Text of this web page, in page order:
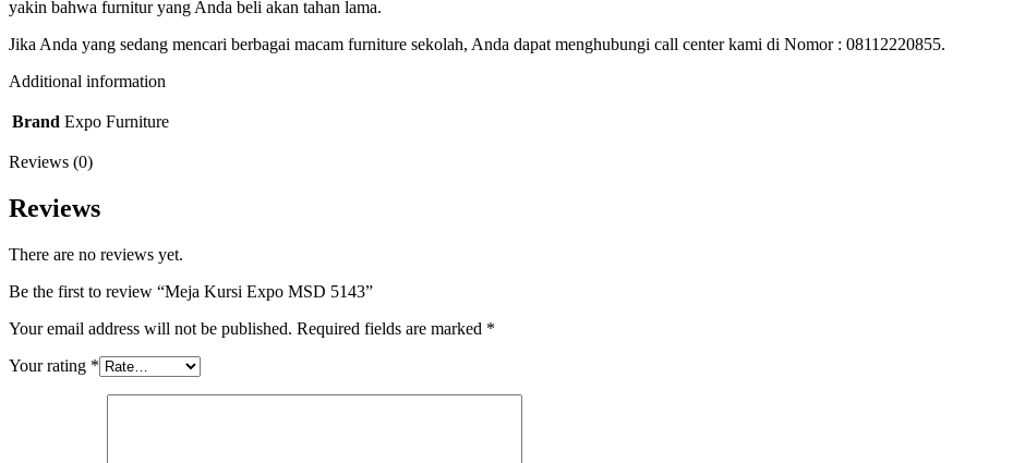
yakin bahwa furnitur yang Anda beli akan tahan lama.
Jika Anda yang sedang mencari berbagai macam furniture sekolah, Anda dapat menghubungi call center kami di Nomor : 08112220855.
Additional information
Brand Expo Furniture
Reviews (0)
Reviews
There are no reviews yet.
Be the first to review “Meja Kursi Expo MSD 5143”
Your email address will not be published. Required fields are marked *
Your rating *